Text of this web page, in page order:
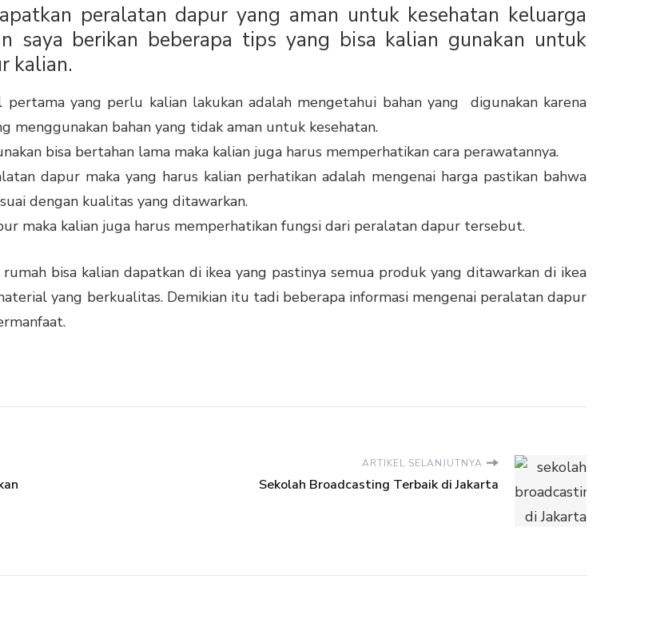
peralatan dapur yang aman untuk kesehatan keluarga
saya berikan beberapa tips yang bisa kalian gunakan untuk
kalian.
yang perlu kalian lakukan adalah mengetahui bahan yang digunakan karena
menggunakan bahan yang tidak aman untuk kesehatan.
bisa bertahan lama maka kalian juga harus memperhatikan cara perawatannya.
dapur maka yang harus kalian perhatikan adalah mengenai harga pastikan bahwa
dengan kualitas yang ditawarkan.
maka kalian juga harus memperhatikan fungsi dari peralatan dapur tersebut.
bisa kalian dapatkan di ikea yang pastinya semua produk yang ditawarkan di ikea
yang berkualitas. Demikian itu tadi beberapa informasi mengenai peralatan dapur
ARTIKEL SELANJUTNYA
Sekolah Broadcasting Terbaik di Jakarta